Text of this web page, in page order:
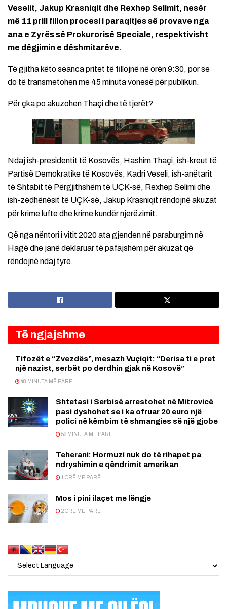
Veselit, Jakup Krasniqit dhe Rexhep Selimit, nesër
më 11 prill fillon procesi i paraqitjes së provave nga
ana e Zyrës së Prokurorisë Speciale, respektivisht
me dëgjimin e dëshmitarëve.
Të gjitha këto seanca pritet të fillojnë në orën 9:30, por se
do të transmetohen me 45 minuta vonesë për publikun.
Për çka po akuzohen Thaçi dhe të tjerët?
Ndaj ish-presidentit të Kosovës, Hashim Thaçi, ish-kreut të
Partisë Demokratike të Kosovës, Kadri Veseli, ish-anëtarit
të Shtabit të Përgjithshëm të UÇK-së, Rexhep Selimi dhe
ish-zëdhënësit të UÇK-së, Jakup Krasniqit rëndojnë akuzat
për krime lufte dhe krime kundër njerëzimit.
Që nga nëntori i vitit 2020 ata gjenden në paraburgim në
Hagë dhe janë deklaruar të pafajshëm për akuzat që
rëndojnë ndaj tyre.
Të ngjajshme
Tifozët e “Zvezdës”, mesazh Vuçiqit: “Derisa ti e pret
një nazist, serbët po derdhin gjak në Kosovë”
48 MINUTA MË PARË
Shtetasi i Serbisë arrestohet në Mitrovicë
pasi dyshohet se i ka ofruar 20 euro një
polici në këmbim të shmangies së një gjobe
59 MINUTA MË PARË
Teherani: Hormuzi nuk do të rihapet pa
ndryshimin e qëndrimit amerikan
1 ORË MË PARË
Mos i pini ilaçet me lëngje
2 ORË MË PARË